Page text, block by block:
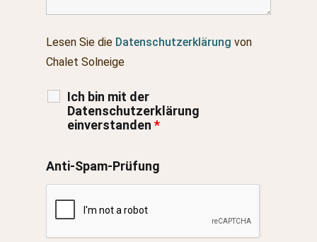
Lesen Sie die Datenschutzerklärung von
Chalet Solneige
Ich bin mit der
Datenschutzerklärung
einverstanden*
Anti-Spam-Prüfung